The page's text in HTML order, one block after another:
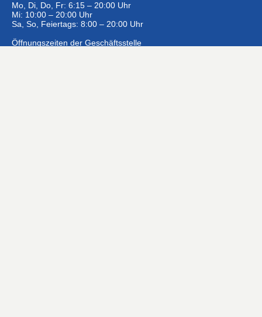
Mo, Di, Do, Fr: 6:15 – 20:00 Uhr
Mi: 10:00 – 20:00 Uhr
Sa, So, Feiertags: 8:00 – 20:00 Uhr
Öffnungszeiten der Geschäftsstelle